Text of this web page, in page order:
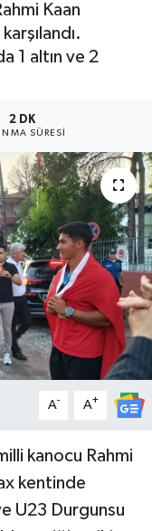
Kaan
1 altın ve 2
2 DK
SÜRESI
A- A+
kanocu Rahmi
kentinde
U23 Durgunsu